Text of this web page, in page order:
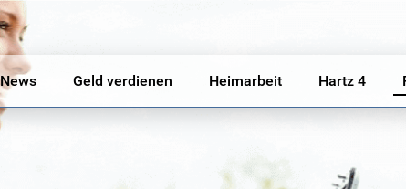
News Geld verdienen Heimarbeit Hartz 4